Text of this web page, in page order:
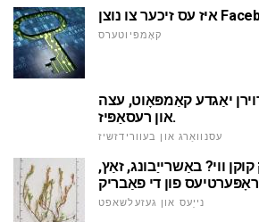
קאָמפּיוטערס
יאַגדע קאַמפּאָוט, עצה
און רעסאַפּיז.
עסנוואַרג און בעוורידזשיז
ווי? באַשרייַבונג, זאַץ,
פון די פאַבריק
נייַעס און געזעלשאפט